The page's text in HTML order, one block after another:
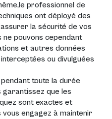
professionnel de
ont déployé des
la sécurité de vos
ne pouvons cependant
et autres données
ou divulguées
toute la durée
garantissez que les
sont exactes et
engagez à maintenir